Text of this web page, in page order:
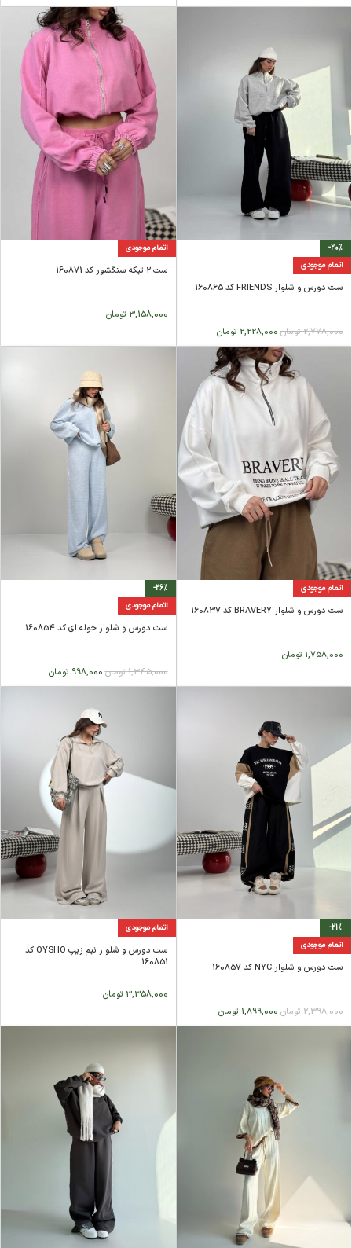
-20%
اتمام موجودی
ست دورس و شلوار FRIENDS کد 160865
2,778,000تومان 2,228,000 تومان
اتمام موجودی
ست 2 تیکه سنگشور کد 160871
3,158,000 تومان
اتمام موجودی
ست دورس و شلوار BRAVERY کد 160837
1,758,000 تومان
-26%
اتمام موجودی
ست دورس و شلوار حوله ای کد 160854
1,345,000تومان 998,000 تومان
-21%
اتمام موجودی
ست دورس و شلوار NYC کد 160857
2,398,000تومان 1,899,000 تومان
اتمام موجودی
ست دورس و شلوار نیم زیپ OYSHO کد
160851
3,358,000 تومان